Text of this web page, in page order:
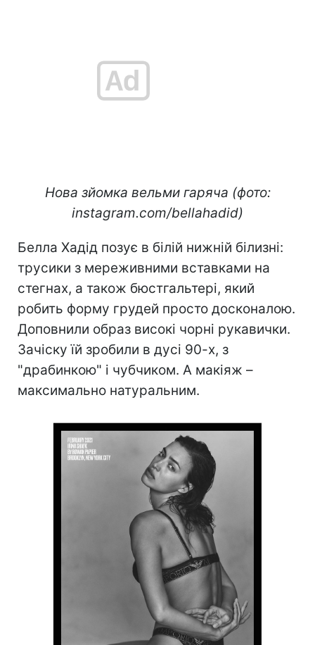
Нова зйомка вельми гаряча (фото:
instagram.com/bellahadid)
Белла Хадід позує в білій нижній білизні:
трусики з мереживними вставками на
стегнах, а також бюстгальтері, який
робить форму грудей просто досконалою.
Доповнили образ високі чорні рукавички.
Зачіску їй зробили в дусі 90-х, з
"драбинкою" і чубчиком. А макіяж –
максимально натуральним.